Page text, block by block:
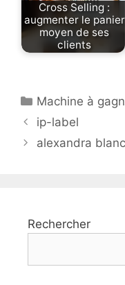
Cross Selling :
augmenter le panier
moyen de ses
clients
Catégories
Machine à
ip-label
alexandra
Rechercher